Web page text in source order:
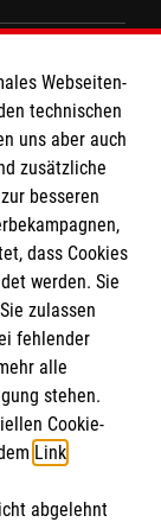
Webseiten-
technischen
uns aber auch
zusätzliche
besseren
dass Cookies
werden. Sie
zulassen
fehlender
alle
stehen.
Cookie-
Link.
abgelehnt